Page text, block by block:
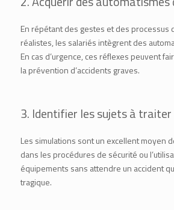
En répétant des gestes et des processus
réalistes, les salariés intègrent des
En cas d’urgence, ces réflexes peuvent
la prévention d’accidents graves.
3. Identifier les sujets à traiter
Les simulations sont un excellent moyen
dans les procédures de sécurité ou
équipements sans attendre un accident
tragique.